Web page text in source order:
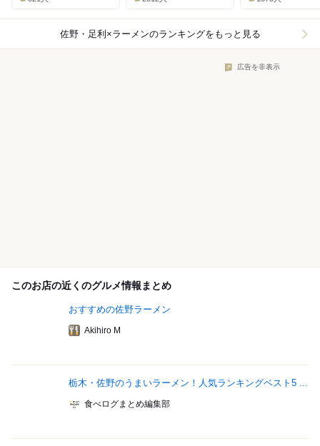
佐野・足利×ラーメンのランキングをもっと見る
広告を非表示
このお店の近くのグルメ情報まとめ
おすすめの佐野ラーメン
Akihiro M
栃木・佐野のうまいラーメン！人気ランキングベスト5 ...
食べログまとめ編集部